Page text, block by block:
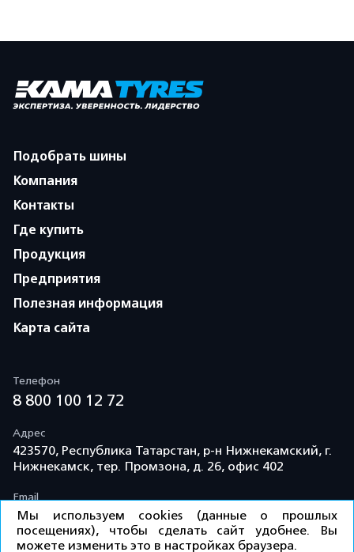
Подобрать шины
Компания
Контакты
Где купить
Продукция
Предприятия
Полезная информация
Карта сайта
Телефон
8 800 100 12 72
Адрес
423570, Республика Татарстан, р-н Нижнекамский, г.
Нижнекамск, тер. Промзона, д. 26, офис 402
Email
info@td-kama.com
Мы используем cookies (данные о прошлых
посещениях), чтобы сделать сайт удобнее. Вы
можете изменить это в настройках браузера.